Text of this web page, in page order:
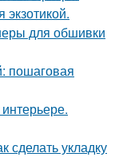
для обшивки
пошаговая
сделать укладку